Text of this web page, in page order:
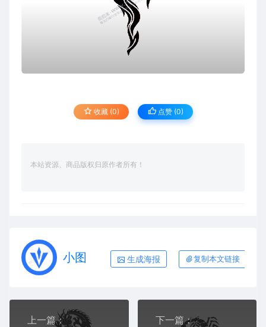
收藏 (0) 点赞 (0)
本站资源、商品版权归原作者所有！
小图 生成海报 复制本文链接
上一篇：
下一篇：